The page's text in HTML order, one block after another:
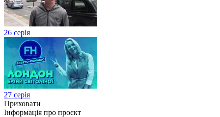
26 серія
27 cерія
Приховати
Інформація про проєкт